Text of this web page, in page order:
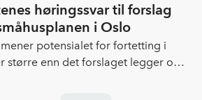
høringssvar til forslag
i Oslo
potensialet for fortetting i
større enn det forslaget legger opp